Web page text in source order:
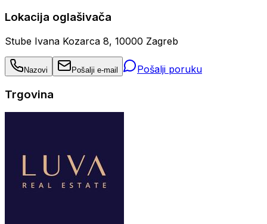
Lokacija oglašivača
Stube Ivana Kozarca 8, 10000 Zagreb
Nazovi Pošalji e-mail Pošalji poruku
Trgovina